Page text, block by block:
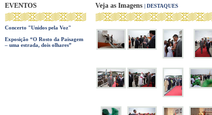
EVENTOS
Concerto "Unidos pela Voz"
Exposição “O Rosto da Paisagem
– uma estrada, dois olhares”
Veja as Imagens| DESTAQUES